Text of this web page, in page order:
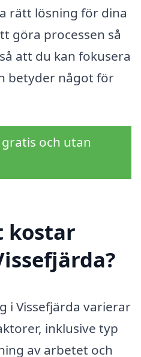
rätt lösning för dina
göra processen så
att du kan fokusera
betyder något för
och utan
kostar
i Vissefjärda varierar
inklusive typ
av arbetet och